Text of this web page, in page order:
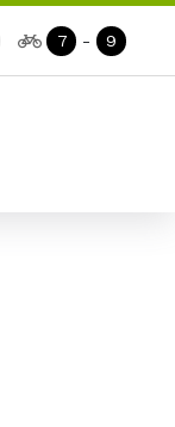
7 - 9